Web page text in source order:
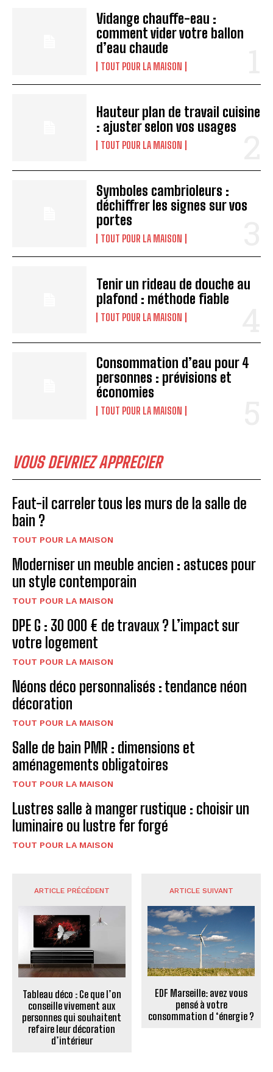
Vidange chauffe-eau :
comment vider votre ballon
d’eau chaude
TOUT POUR LA MAISON
Hauteur plan de travail cuisine
: ajuster selon vos usages
TOUT POUR LA MAISON
Symboles cambrioleurs :
déchiffrer les signes sur vos
portes
TOUT POUR LA MAISON
Tenir un rideau de douche au
plafond : méthode fiable
TOUT POUR LA MAISON
Consommation d’eau pour 4
personnes : prévisions et
économies
TOUT POUR LA MAISON
VOUS DEVRIEZ APPRECIER
Faut-il carreler tous les murs de la salle de
bain ?
TOUT POUR LA MAISON
Moderniser un meuble ancien : astuces pour
un style contemporain
TOUT POUR LA MAISON
DPE G : 30 000 € de travaux ? L’impact sur
votre logement
TOUT POUR LA MAISON
Néons déco personnalisés : tendance néon
décoration
TOUT POUR LA MAISON
Salle de bain PMR : dimensions et
aménagements obligatoires
TOUT POUR LA MAISON
Lustres salle à manger rustique : choisir un
luminaire ou lustre fer forgé
TOUT POUR LA MAISON
ARTICLE PRÉCÉDENT
Tableau déco : Ce que l’on
conseille vivement aux
personnes qui souhaitent
refaire leur décoration
d’intérieur
ARTICLE SUIVANT
EDF Marseille: avez vous
pensé à votre
consommation d ‘énergie ?